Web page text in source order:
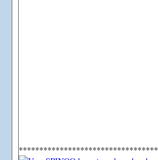
**********************************